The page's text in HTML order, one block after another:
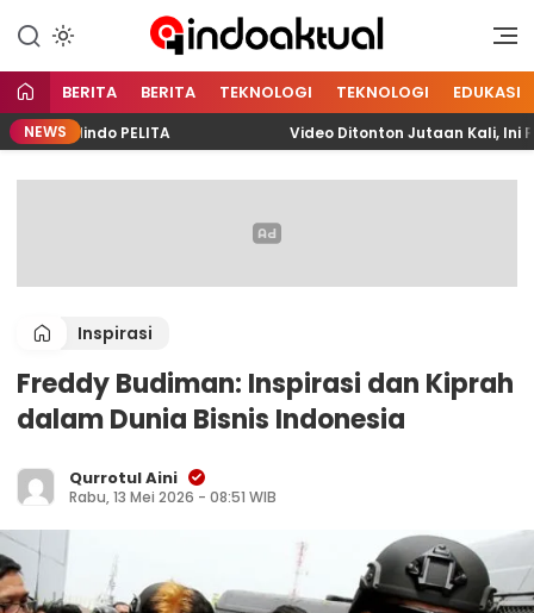
Indoaktual
Indonesia Aktual
BERITA BERITA TEKNOLOGI TEKNOLOGI EDUKASI
NEWSPELITA Video Ditonton Jutaan Kali, Ini
Inspirasi
Freddy Budiman: Inspirasi dan Kiprah
dalam Dunia Bisnis Indonesia
Qurrotul Aini
Rabu, 13 Mei 2026 - 08:51 WIB